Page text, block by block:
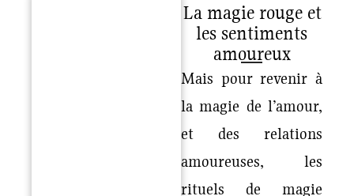
La magie rouge et
les sentiments
amoureux
Mais pour revenir à
la magie de l’amour,
et des relations
amoureuses, les
rituels de magie